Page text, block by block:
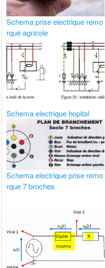
Schema prise electrique remo
rque agricole
Schema electrique hopital
Schema electrique prise remo
rque 7 broches